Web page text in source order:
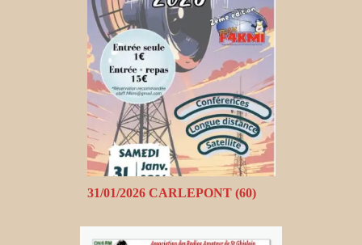
31/01/2026 CARLEPONT (60)